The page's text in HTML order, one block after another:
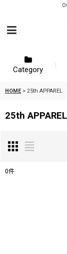
Category
HOME > 25th APPAREL
25th APPAREL
0件